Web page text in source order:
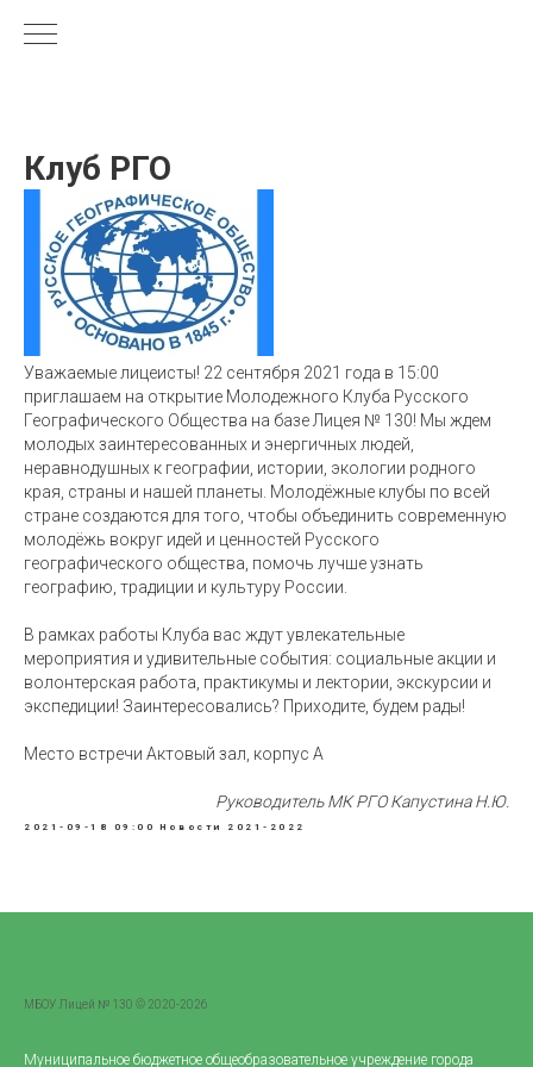
Клуб РГО
Уважаемые лицеисты! 22 сентября 2021 года в 15:00
приглашаем на открытие Молодежного Клуба Русского
Географического Общества на базе Лицея № 130! Мы ждем
молодых заинтересованных и энергичных людей,
неравнодушных к географии, истории, экологии родного
края, страны и нашей планеты. Молодёжные клубы по всей
стране создаются для того, чтобы объединить современную
молодёжь вокруг идей и ценностей Русского
географического общества, помочь лучше узнать
географию, традиции и культуру России.
В рамках работы Клуба вас ждут увлекательные
мероприятия и удивительные события: социальные акции и
волонтерская работа, практикумы и лектории, экскурсии и
экспедиции! Заинтересовались? Приходите, будем рады!
Место встречи Актовый зал, корпус А
Руководитель МК РГО Капустина Н.Ю.
2021-09-18 09:00 Новости 2021-2022
МБОУ Лицей № 130 © 2020-2026
Муниципальное бюджетное общеобразовательное учреждение города